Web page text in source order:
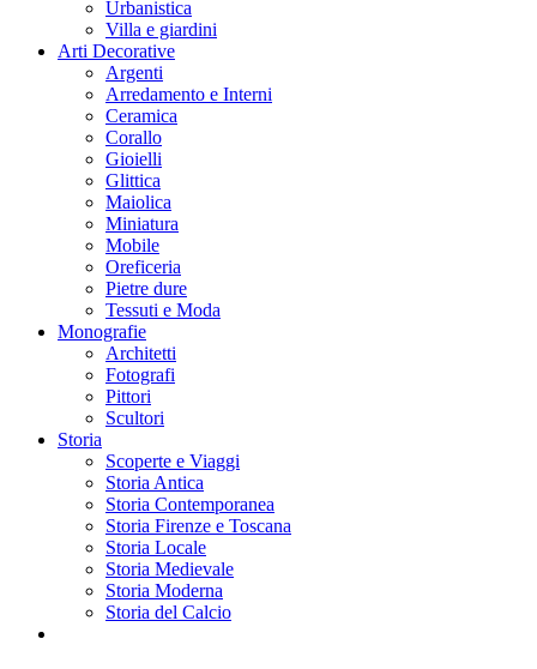
Urbanistica
Villa e giardini
Arti Decorative
Argenti
Arredamento e Interni
Ceramica
Corallo
Gioielli
Glittica
Maiolica
Miniatura
Mobile
Oreficeria
Pietre dure
Tessuti e Moda
Monografie
Architetti
Fotografi
Pittori
Scultori
Storia
Scoperte e Viaggi
Storia Antica
Storia Contemporanea
Storia Firenze e Toscana
Storia Locale
Storia Medievale
Storia Moderna
Storia del Calcio